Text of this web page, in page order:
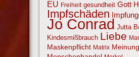
EU Freiheit gesundheit Gott
Impfschäden
Jo Conrad Jutta
Kindesmißbrauch Liebe
Maskenpflicht Matrix